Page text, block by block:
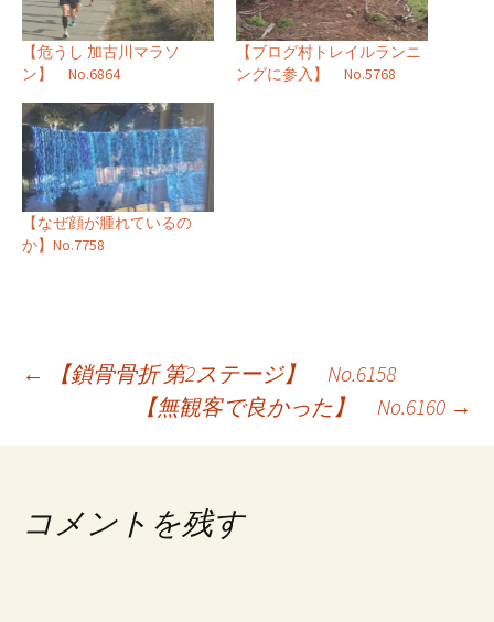
【危うし 加古川マラソ
ン】 No.6864
【ブログ村トレイルランニ
ングに参入】 No.5768
【なぜ顔が腫れているの
か】No.7758
投
ビ
←
【鎖骨骨折 第2ステージ】 No.6158
【無観客で良かった】 No.6160 →
コメントを残す